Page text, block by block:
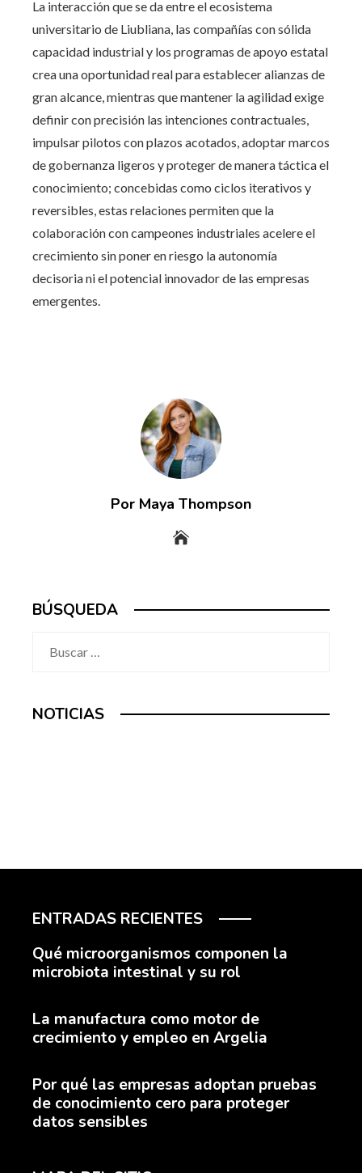
La interacción que se da entre el ecosistema
universitario de Liubliana, las compañías con sólida
capacidad industrial y los programas de apoyo estatal
crea una oportunidad real para establecer alianzas de
gran alcance, mientras que mantener la agilidad exige
definir con precisión las intenciones contractuales,
impulsar pilotos con plazos acotados, adoptar marcos
de gobernanza ligeros y proteger de manera táctica el
conocimiento; concebidas como ciclos iterativos y
reversibles, estas relaciones permiten que la
colaboración con campeones industriales acelere el
crecimiento sin poner en riesgo la autonomía
decisoria ni el potencial innovador de las empresas
emergentes.
Por Maya Thompson
BÚSQUEDA
NOTICIAS
ENTRADAS RECIENTES
Qué microorganismos componen la
microbiota intestinal y su rol
La manufactura como motor de
crecimiento y empleo en Argelia
Por qué las empresas adoptan pruebas
de conocimiento cero para proteger
datos sensibles